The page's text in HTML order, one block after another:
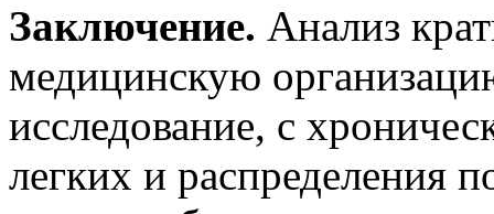
Заключение. Анализ
медицинскую
исследование, с
легких и распределения